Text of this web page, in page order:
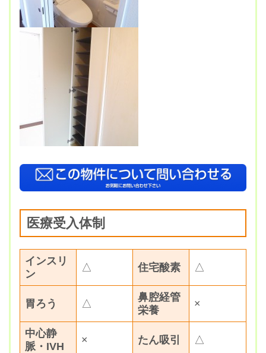
医療受入体制
インスリ
ン
△ 住宅酸素 △
胃ろう △
鼻腔経管
栄養
×
中心静
脈・IVH
× たん吸引 △